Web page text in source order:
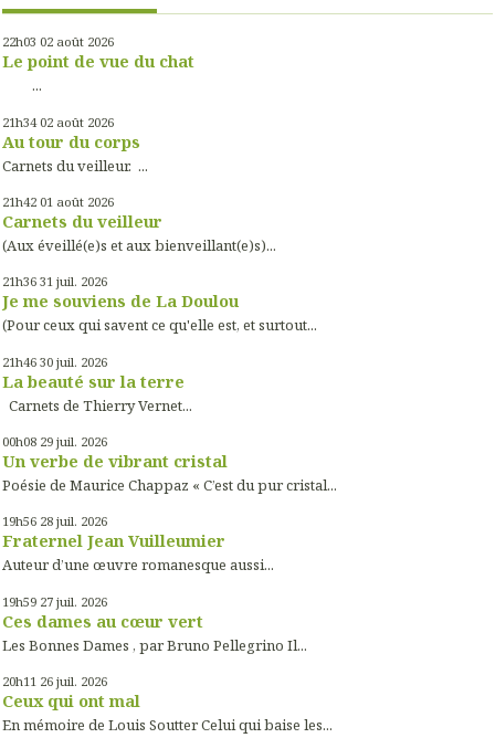
22h03 02 août 2026
Le point de vue du chat
...
21h34 02 août 2026
Au tour du corps
Carnets du veilleur. ...
21h42 01 août 2026
Carnets du veilleur
(Aux éveillé(e)s et aux bienveillant(e)s)...
21h36 31 juil. 2026
Je me souviens de La Doulou
(Pour ceux qui savent ce qu'elle est, et surtout...
21h46 30 juil. 2026
La beauté sur la terre
Carnets de Thierry Vernet...
00h08 29 juil. 2026
Un verbe de vibrant cristal
Poésie de Maurice Chappaz « C’est du pur cristal...
19h56 28 juil. 2026
Fraternel Jean Vuilleumier
Auteur d’une œuvre romanesque aussi...
19h59 27 juil. 2026
Ces dames au cœur vert
Les Bonnes Dames , par Bruno Pellegrino Il...
20h11 26 juil. 2026
Ceux qui ont mal
En mémoire de Louis Soutter Celui qui baise les...